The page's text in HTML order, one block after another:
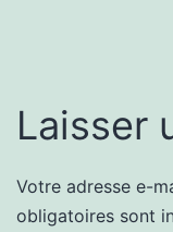
Laisser
Votre adresse e-
obligatoires sont